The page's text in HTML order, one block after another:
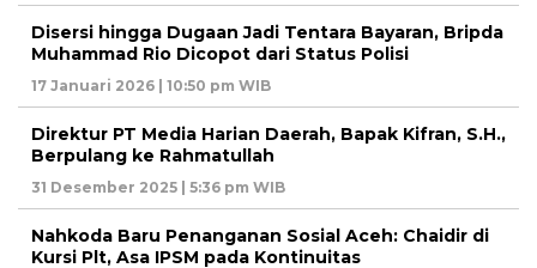
Disersi hingga Dugaan Jadi Tentara Bayaran, Bripda
Muhammad Rio Dicopot dari Status Polisi
17 Januari 2026 | 10:50 pm WIB
Direktur PT Media Harian Daerah, Bapak Kifran, S.H.,
Berpulang ke Rahmatullah
31 Desember 2025 | 5:36 pm WIB
Nahkoda Baru Penanganan Sosial Aceh: Chaidir di
Kursi Plt, Asa IPSM pada Kontinuitas